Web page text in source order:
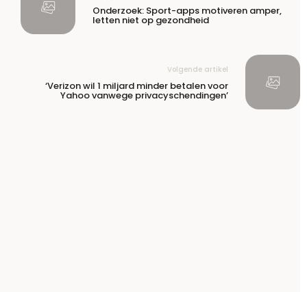
Onderzoek: Sport-apps motiveren amper,
letten niet op gezondheid
Volgende artikel
‘Verizon wil 1 miljard minder betalen voor
Yahoo vanwege privacyschendingen’